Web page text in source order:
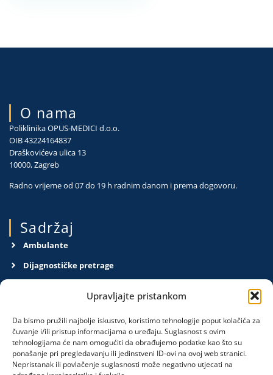
Upravljajte pristankom
Da bismo pružili najbolje iskustvo, koristimo tehnologije poput kolačića za
čuvanje i/ili pristup informacijama o uređaju. Suglasnost s ovim
tehnologijama će nam omogućiti da obrađujemo podatke kao što su
ponašanje pri pregledavanju ili jedinstveni ID-ovi na ovoj web stranici.
Nepristanak ili povlačenje suglasnosti može negativno utjecati na
O nama
Poliklinika OPUS-MEDICI d.o.o.
OIB 43224164837
Draškovićeva ulica 13
10000, Zagreb
Radno vrijeme od 07 do 19 h radnim danom i prema dogovoru.
Sadržaj
Ambulante
Dijagnostičke pretrage
Pravila privatnosti
Obavijesti